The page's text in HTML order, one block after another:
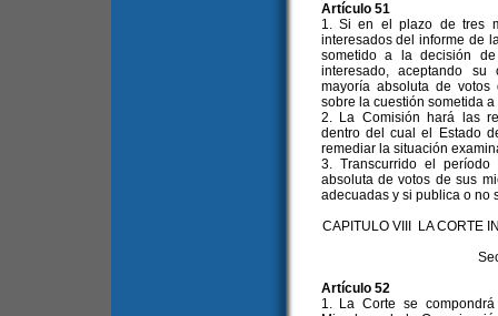
Artículo 51
1. Si en el plazo de tres
interesados del informe de
sometido a la decisión
interesado, aceptando
mayoría absoluta de
sobre la cuestión sometida
2. La Comisión hará las
dentro del cual el Estado
remediar la situación
3. Transcurrido el
absoluta de votos de sus
adecuadas y si publica o no
CAPITULO VIII LA CORTE
Artículo 52
1. La Corte se